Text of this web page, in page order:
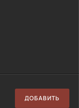
ДОБАВИТЬ